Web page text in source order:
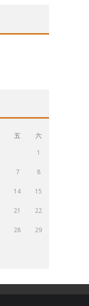
五
六
1
7 8
14 15
21 22
28 29